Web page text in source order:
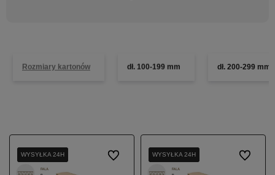
Rozmiary kartonów dł. 100-199 mm dł. 200-299 mm
WYSYŁKA 24H
WYSYŁKA 24H
WYSYŁKA 24H Do ulubionychWYSYŁKA 24H
WYSYŁKA 24H
WYSYŁKA 24H Do